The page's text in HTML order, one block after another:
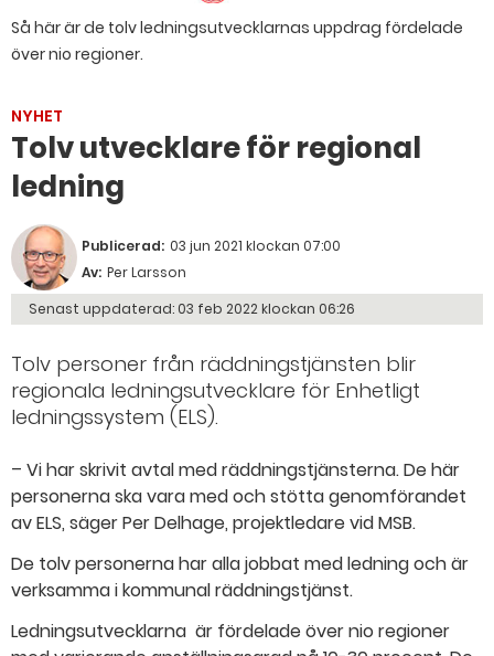
Så här är de tolv ledningsutvecklarnas uppdrag fördelade
över nio regioner.
NYHET
Tolv utvecklare för regional
ledning
Publicerad: 03 jun 2021 klockan 07:00
Av: Per Larsson
Senast uppdaterad: 03 feb 2022 klockan 06:26
Tolv personer från räddningstjänsten blir
regionala ledningsutvecklare för Enhetligt
ledningssystem (ELS).
– Vi har skrivit avtal med räddningstjänsterna. De här
personerna ska vara med och stötta genomförandet
av ELS, säger Per Delhage, projektledare vid MSB.
De tolv personerna har alla jobbat med ledning och är
verksamma i kommunal räddningstjänst.
Ledningsutvecklarna är fördelade över nio regioner